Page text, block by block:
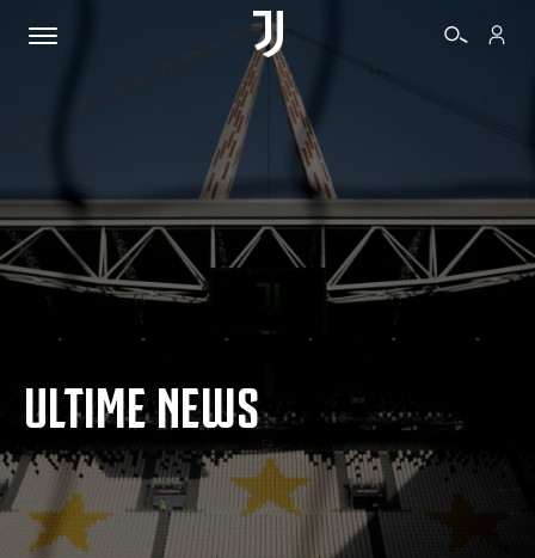
BIGLIETTI
SHOP
BIANCONERI
VIDEO
ALTRO
ULTIME NEWS